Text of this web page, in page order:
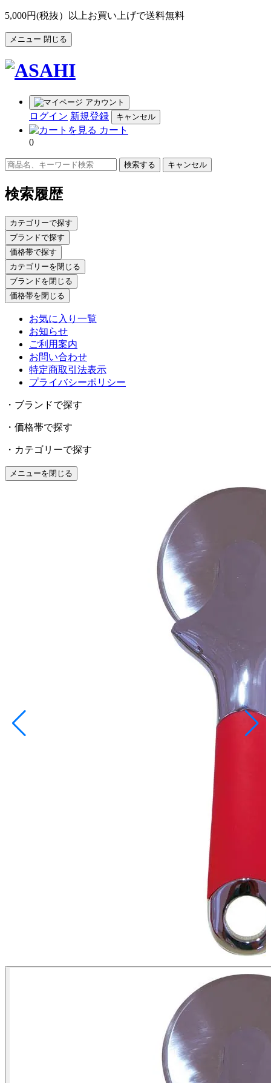
5,000円(税抜）以上お買い上げで送料無料
メニュー 閉じる
アカウント
ログイン 新規登録 キャンセル
カート
0
キャンセル
検索履歴
カテゴリーで探す
ブランドで探す
価格帯で探す
カテゴリーを閉じる
ブランドを閉じる
価格帯を閉じる
お気に入り一覧
お知らせ
ご利用案内
お問い合わせ
特定商取引法表示
プライバシーポリシー
・ブランドで探す
・価格帯で探す
・カテゴリーで探す
メニューを閉じる